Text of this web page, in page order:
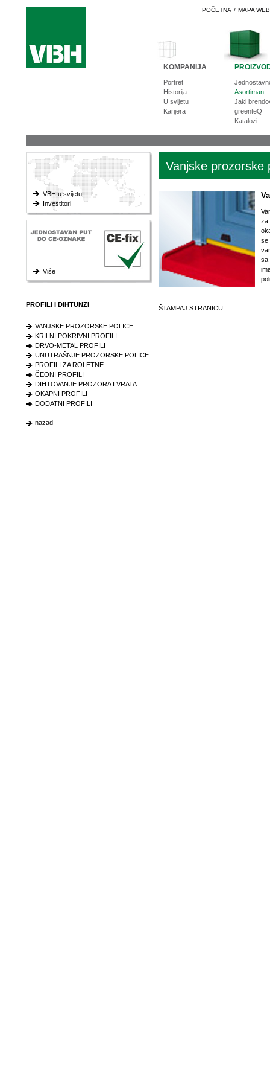
POČETNA / MAPA
KOMPANIJA
Portret
Historija
U svijetu
Karijera
Asortiman
Jaki
greenteQ
Katalozi
VBH u svijetu
Investitori
Više
PROFILI I DIHTUNZI
VANJSKE PROZORSKE POLICE
KRILNI POKRIVNI PROFILI
DRVO-METAL PROFILI
UNUTRAŠNJE PROZORSKE POLICE
PROFILI ZA ROLETNE
ČEONI PROFILI
DIHTOVANJE PROZORA I VRATA
OKAPNI PROFILI
DODATNI PROFILI
nazad
Vanjske prozorske
za
se
sa
ŠTAMPAJ STRANICU